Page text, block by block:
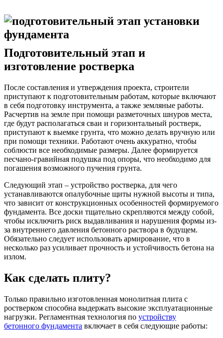
Подготовительный этап и
изготовление ростверка
После составления и утверждения проекта, строители
приступают к подготовительным работам, которые включают
в себя подготовку инструмента, а также земляные работы.
Расчертив на земле при помощи разметочных шнуров места,
где будут располагаться сваи и горизонтальный ростверк,
приступают к выемке грунта, что можно делать вручную или
при помощи техники. Работают очень аккуратно, чтобы
соблюсти все необходимые размеры. Далее формируется
песчано-гравийная подушка под опоры, что необходимо для
погашения возможного пучения грунта.
Следующий этап – устройство ростверка, для чего
устанавливаются опалубочные щиты нужной высоты и типа,
что зависит от конструкционных особенностей формируемого
фундамента. Все доски тщательно скрепляются между собой,
чтобы исключить риск выдавливания и нарушения формы из-
за внутреннего давления бетонного раствора в будущем.
Обязательно следует использовать армирование, что в
несколько раз усиливает прочность и устойчивость бетона на
излом.
Как сделать плиту?
Только правильно изготовленная монолитная плита с
ростверком способна выдержать высокие эксплуатационные
нагрузки. Регламентная технология по устройству
бетонного фундамента включает в себя следующие работы: